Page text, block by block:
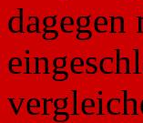
dagegen